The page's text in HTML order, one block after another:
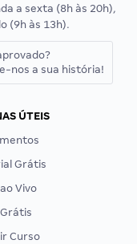
a sexta (8h às 20h),
(9h às 13h).
nos a sua história!
ÚTEIS
Grátis
Vivo
Curso